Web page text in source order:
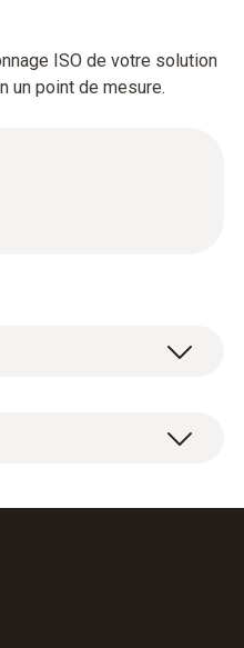
ISO de votre solution
un point de mesure.
avec un point de